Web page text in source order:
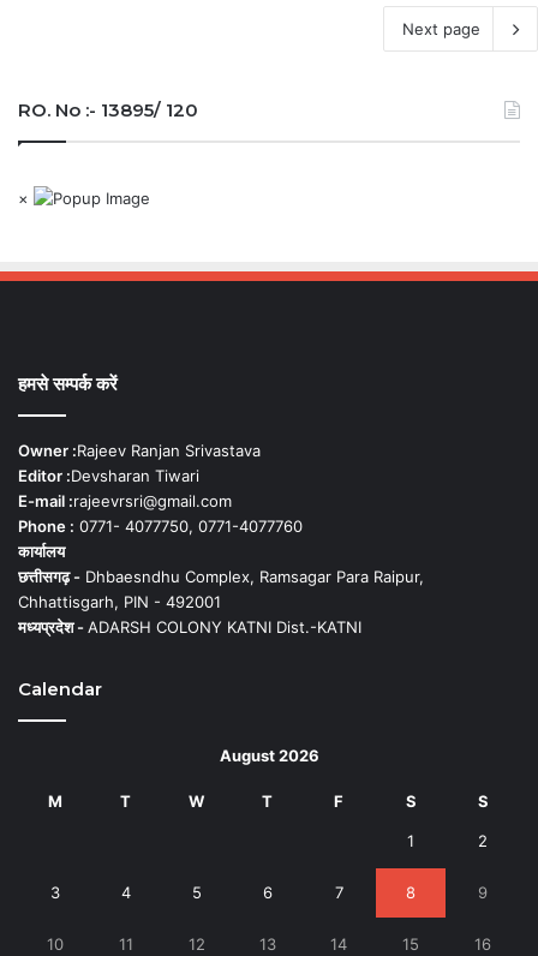
Next page
RO. No :- 13895/ 120
×
हमसे सम्पर्क करें
Owner :Rajeev Ranjan Srivastava
Editor :Devsharan Tiwari
E-mail :rajeevrsri@gmail.com
Phone : 0771- 4077750, 0771-4077760
कार्यालय
छत्तीसगढ़ - Dhbaesndhu Complex, Ramsagar Para Raipur,
Chhattisgarh, PIN - 492001
मध्यप्रदेश -ADARSH COLONY KATNI Dist.-KATNI
Calendar
August 2026
M T W T F S S
1 2
3 4 5 6 7 8 9
10 11 12 13 14 15 16